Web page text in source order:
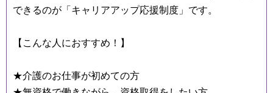
できるのが「キャリアアップ応援制度」です。
【こんな人におすすめ！】
★介護のお仕事が初めての方